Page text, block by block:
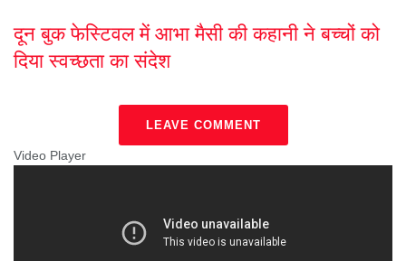
दून बुक फेस्टिवल में आभा मैसी की कहानी ने बच्चों को
दिया स्वच्छता का संदेश
LEAVE COMMENT
Video Player